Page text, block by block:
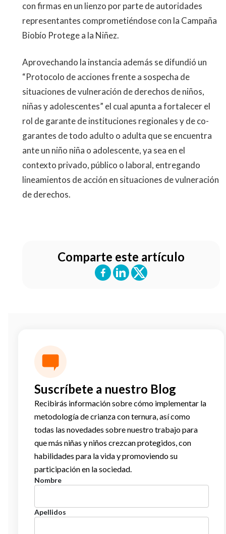
con firmas en un lienzo por parte de autoridades
representantes comprometiéndose con la Campaña
Biobío Protege a la Niñez.
Aprovechando la instancia además se difundió un
“Protocolo de acciones frente a sospecha de
situaciones de vulneración de derechos de niños,
niñas y adolescentes” el cual apunta a fortalecer el
rol de garante de instituciones regionales y de co-
garantes de todo adulto o adulta que se encuentra
ante un niño niña o adolescente, ya sea en el
contexto privado, público o laboral, entregando
lineamientos de acción en situaciones de vulneración
de derechos.
Comparte este artículo
Suscríbete a nuestro Blog
Recibirás información sobre cómo implementar la
metodología de crianza con ternura, así como
todas las novedades sobre nuestro trabajo para
que más niñas y niños crezcan protegidos, con
habilidades para la vida y promoviendo su
participación en la sociedad.
Nombre
Apellidos